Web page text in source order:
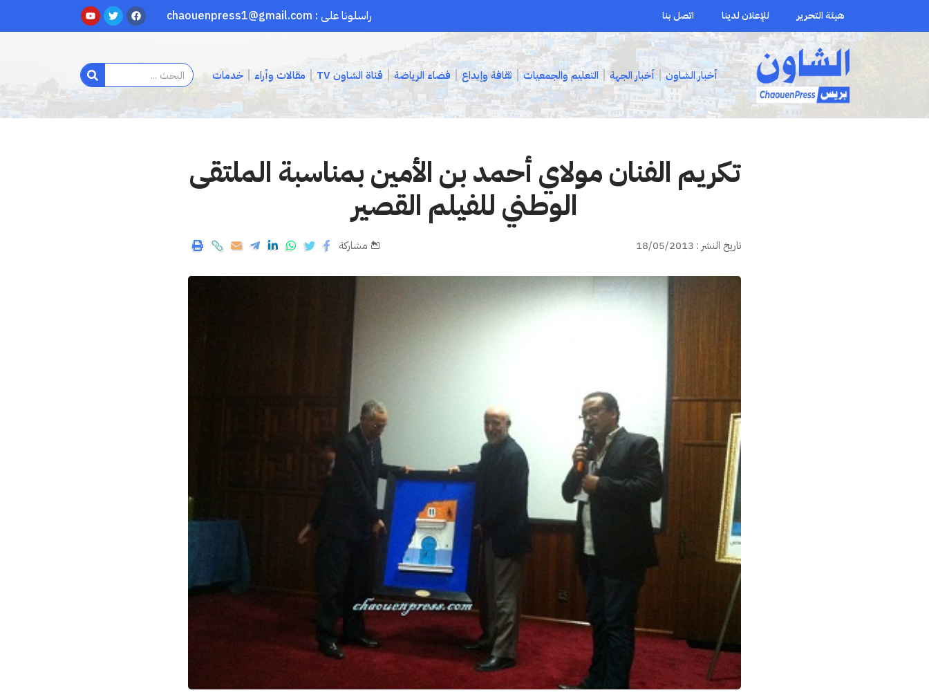
هيئة التحرير للإعلان لدينا اتصل بنا راسلونا على : chaouenpress1@gmail.com
أخبار الشاون أخبار الجهة التعليم والجمعيات ثقافة وإبداع فضاء الرياضة قناة الشاون TV مقالات وأراء خدمات
تكريم الفنان مولاي أحمد بن الأمين بمناسبة الملتقى
الوطني للفيلم القصير
تاريخ النشر : 18/05/2013 مشاركة